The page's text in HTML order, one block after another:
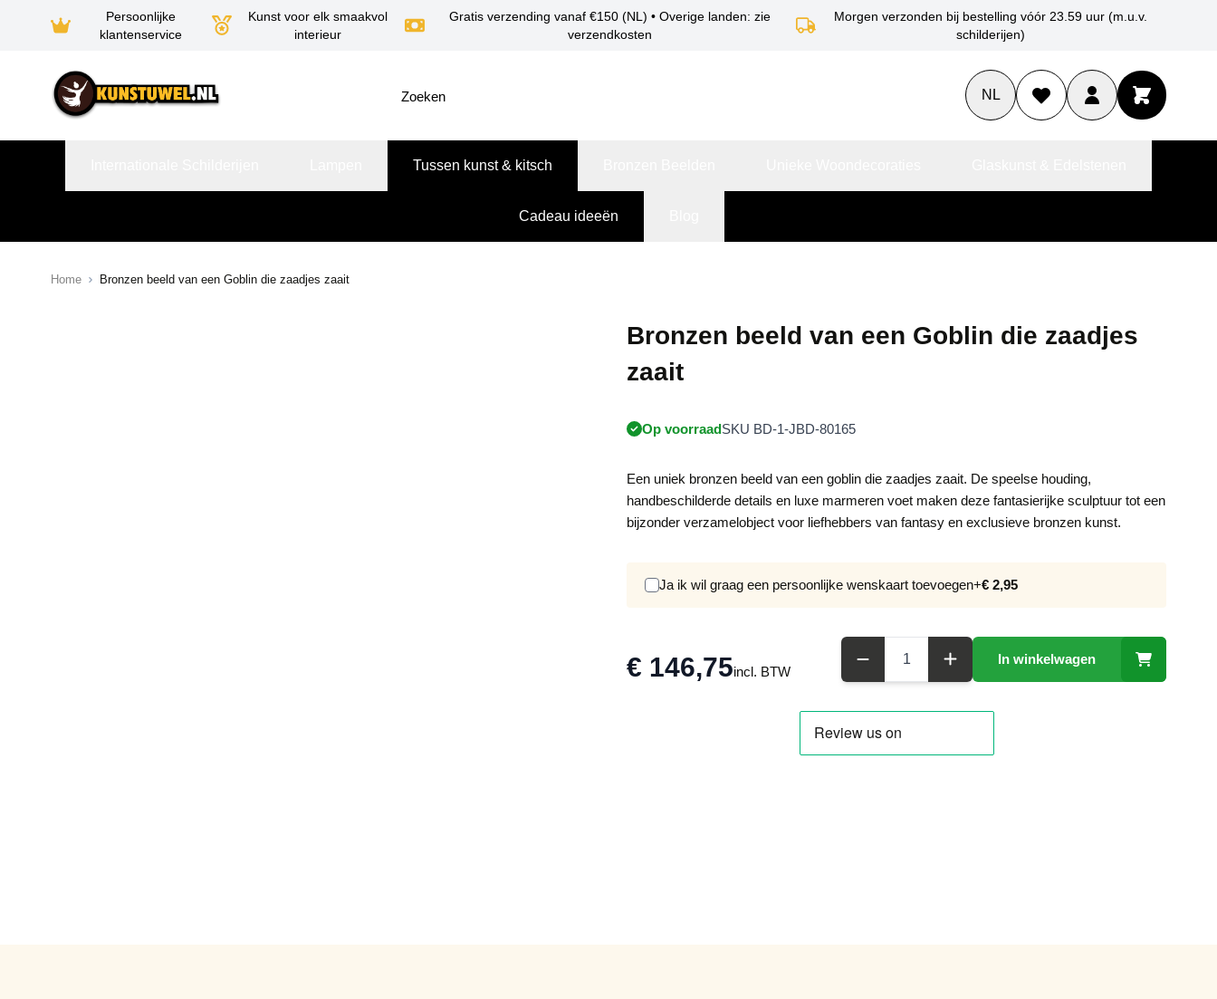
Persoonlijke
klantenservice
Kunst voor elk smaakvol
interieur
Gratis verzending vanaf €150 (NL) • Overige landen: zie
verzendkosten
Morgen verzonden bij bestelling vóór 23.59 uur (m.u.v.
schilderijen)
NL
Tussen kunst & kitsch
Cadeau ideeën
Home Bronzen beeld van een Goblin die zaadjes zaait
Bronzen beeld van een Goblin die zaadjes
zaait
Op voorraadSKU BD-1-JBD-80165
Een uniek bronzen beeld van een goblin die zaadjes zaait. De speelse houding,
handbeschilderde details en luxe marmeren voet maken deze fantasierijke sculptuur tot een
bijzonder verzamelobject voor liefhebbers van fantasy en exclusieve bronzen kunst.
Ja ik wil graag een persoonlijke wenskaart toevoegen+€ 2,95
€ 146,75incl. BTW
In winkelwagen